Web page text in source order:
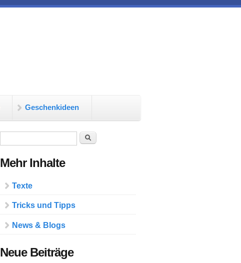
Geschenkideen
Suche
Mehr Inhalte
Texte
Tricks und Tipps
News & Blogs
Neue Beiträge